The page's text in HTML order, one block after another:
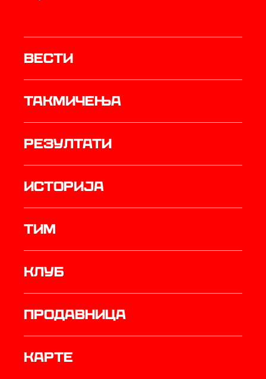
Вести
Такмичења
резултати
историја
ТИМ
Клуб
продавница
Карте